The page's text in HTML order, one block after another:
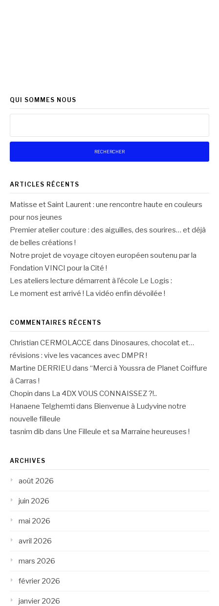
QUI SOMMES NOUS
ARTICLES RÉCENTS
Matisse et Saint Laurent : une rencontre haute en couleurs
pour nos jeunes
Premier atelier couture : des aiguilles, des sourires… et déjà
de belles créations !
Notre projet de voyage citoyen européen soutenu par la
Fondation VINCI pour la Cité !
Les ateliers lecture démarrent à l’école Le Logis :
Le moment est arrivé ! La vidéo enfin dévoilée !
COMMENTAIRES RÉCENTS
Christian CERMOLACCE dans Dinosaures, chocolat et…
révisions : vive les vacances avec DMPR !
Martine DERRIEU dans “Merci à Youssra de Planet Coiffure
à Carras !
Chopin dans La 4DX VOUS CONNAISSEZ ?!..
Hanaene Telghemti dans Bienvenue à Ludyvine notre
nouvelle filleule
tasnim dib dans Une Filleule et sa Marraine heureuses !
ARCHIVES
août 2026
juin 2026
mai 2026
avril 2026
mars 2026
février 2026
janvier 2026